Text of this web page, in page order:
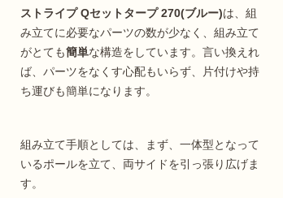
ストライプ Qセットタープ 270(ブルー)は、組
み立てに必要なパーツの数が少なく、組み立て
がとても簡単な構造をしています。言い換えれ
ば、パーツをなくす心配もいらず、片付けや持
ち運びも簡単になります。
組み立て手順としては、まず、一体型となって
いるポールを立て、両サイドを引っ張り広げま
す。